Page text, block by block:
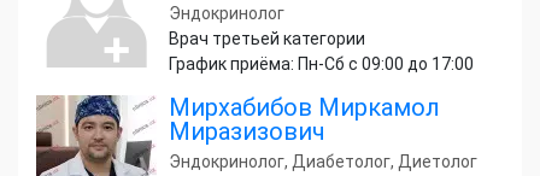
Эндокринолог
Врач третьей категории
График приёма: Пн-Сб с 09:00 до 17:00
Мирхабибов Миркамол
Миразизович
Эндокринолог, Диабетолог, Диетолог